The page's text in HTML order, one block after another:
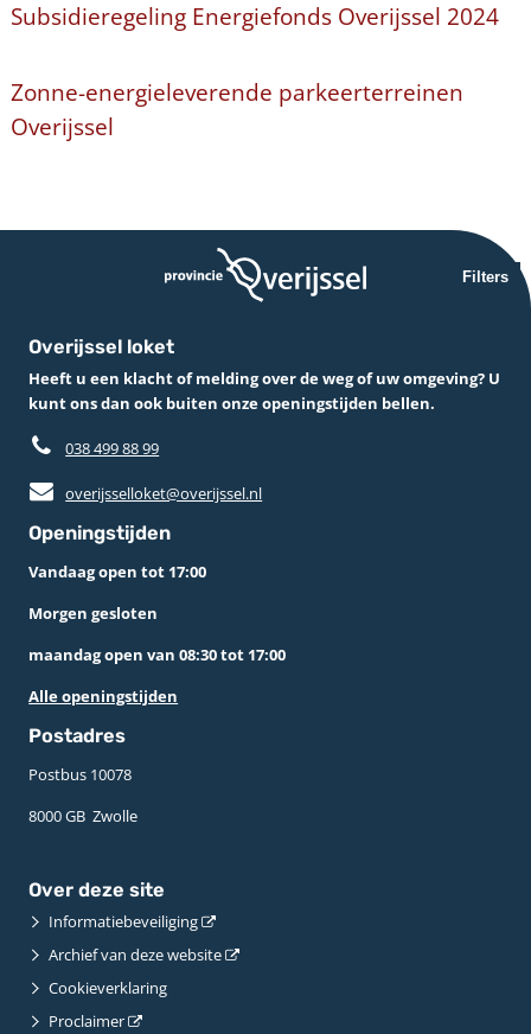
Subsidieregeling Energiefonds Overijssel 2024
Zonne-energieleverende parkeerterreinen
Overijssel
Filters
Overijssel loket
Heeft u een klacht of melding over de weg of uw omgeving? U
kunt ons dan ook buiten onze openingstijden bellen.
038 499 88 99
overijsselloket@overijssel.nl
Openingstijden
Vandaag open tot 17:00
Morgen gesloten
maandag open van 08:30 tot 17:00
Alle openingstijden
Postadres
Postbus 10078 ­
8000 GB ­ Zwolle
Over deze site
Informatiebeveiliging
Archief van deze website
Cookieverklaring
Proclaimer